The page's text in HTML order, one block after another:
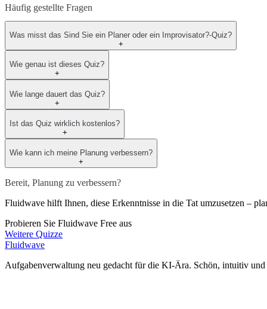
Häufig gestellte Fragen
Was misst das Sind Sie ein Planer oder ein Improvisator?-Quiz?
+
Wie genau ist dieses Quiz?
+
Wie lange dauert das Quiz?
+
Ist das Quiz wirklich kostenlos?
+
Wie kann ich meine Planung verbessern?
+
Bereit, Planung zu verbessern?
Fluidwave hilft Ihnen, diese Erkenntnisse in die Tat umzusetzen –
Probieren Sie Fluidwave Free aus
Weitere Quizze
Fluidwave
Aufgabenverwaltung neu gedacht für die KI-Ära. Schön, intuitiv und